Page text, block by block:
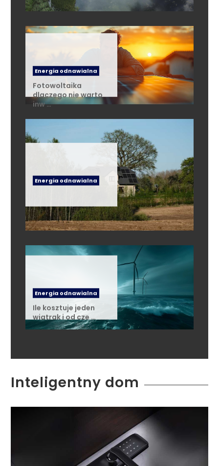
Energia odnawialna
Fotowoltaika
dlaczego nie warto
inw …
Energia odnawialna
Energia odnawialna
Ile kosztuje jeden
wiatrak i od cze …
Inteligentny dom